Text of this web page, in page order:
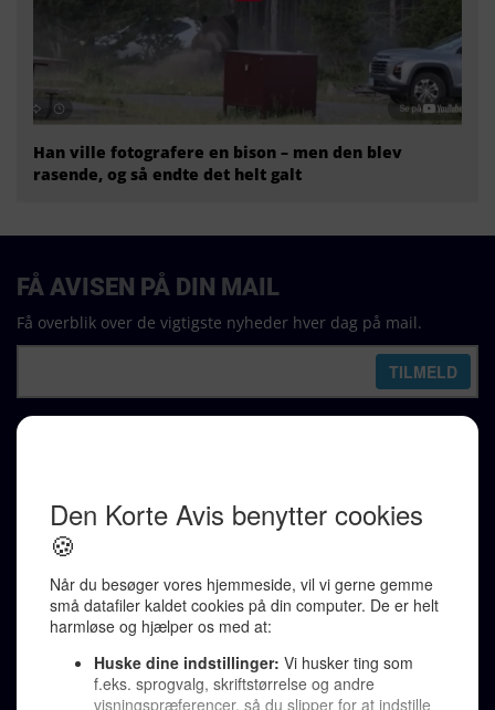
Han ville fotografere en bison – men den blev
rasende, og så endte det helt galt
Karen Jespersen
Redaktionen kontaktes via mail til
redaktion@denkorteavis.dk
Telefonsvarer 20 30 10 96
Von Ostensgade 22, 2791 Dragør
LINKS
Tidligere aviser >
FÅ AVISEN PÅ DIN MAIL
Få overblik over de vigtigste nyheder hver dag på mail.